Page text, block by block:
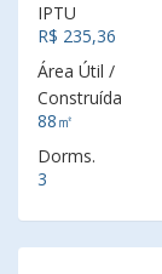
IPTU
R$ 235,36
Área Útil /
Construída
88㎡
Dorms.
3